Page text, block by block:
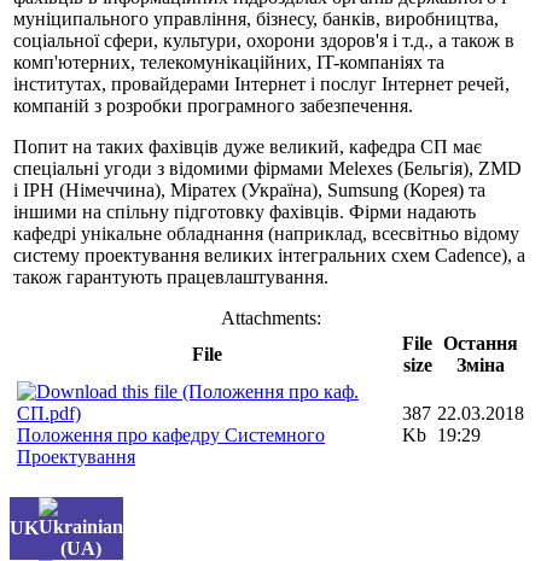
муніципального управління, бізнесу, банків, виробництва,
соціальної сфери, культури, охорони здоров'я і т.д., а також в
комп'ютерних, телекомунікаційних, IT-компаніях та
інститутах, провайдерами Інтернет і послуг Інтернет речей,
компаній з розробки програмного забезпечення.
Попит на таких фахівців дуже великий, кафедра СП має
спеціальні угоди з відомими фірмами Melexes (Бельгія), ZMD
і IPH (Німеччина), Міратех (Україна), Sumsung (Корея) та
іншими на спільну підготовку фахівців. Фірми надають
кафедрі унікальне обладнання (наприклад, всесвітньо відому
систему проектування великих інтегральних схем Cadence), а
також гарантують працевлаштування.
Attachments:
File
File
size
Остання
Зміна
Положення про кафедру Системного
Проектування
387
Kb
22.03.2018
19:29
UK